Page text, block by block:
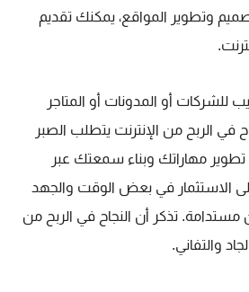
وتطوير المواقع، يمكنك تقديم
للشركات أو المدونات أو المتاجر
في الربح من الإنترنت يتطلب الصبر
تطوير مهاراتك وبناء سمعتك عبر
الاستثمار في بعض الوقت والجهد
مستدامة. تذكر أن النجاح في الربح من
والتفاني.